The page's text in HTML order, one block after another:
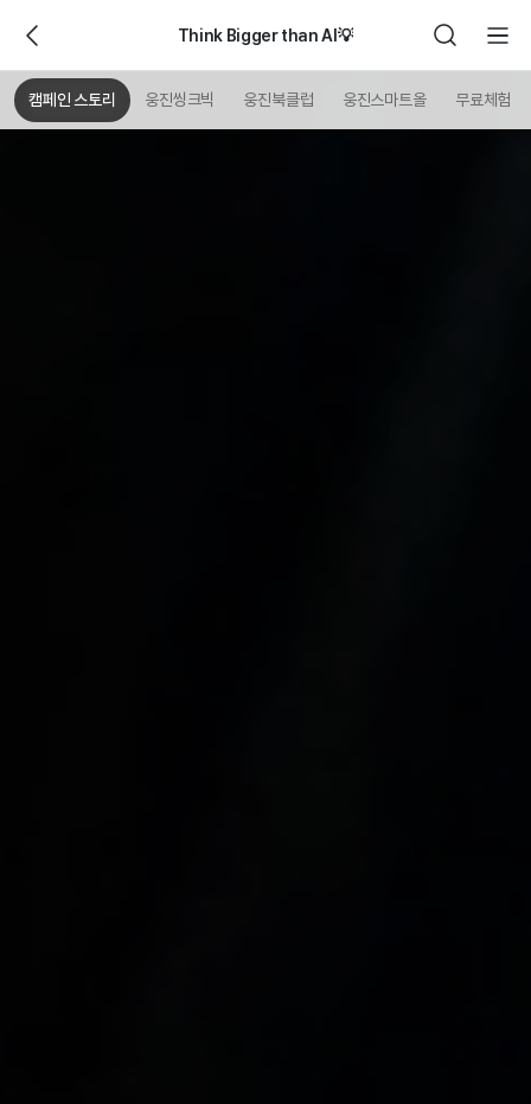
캠페인 스토리 웅진씽크빅 웅진북클럽 웅진스마트올 무료체험
Think Bigger than AI💡